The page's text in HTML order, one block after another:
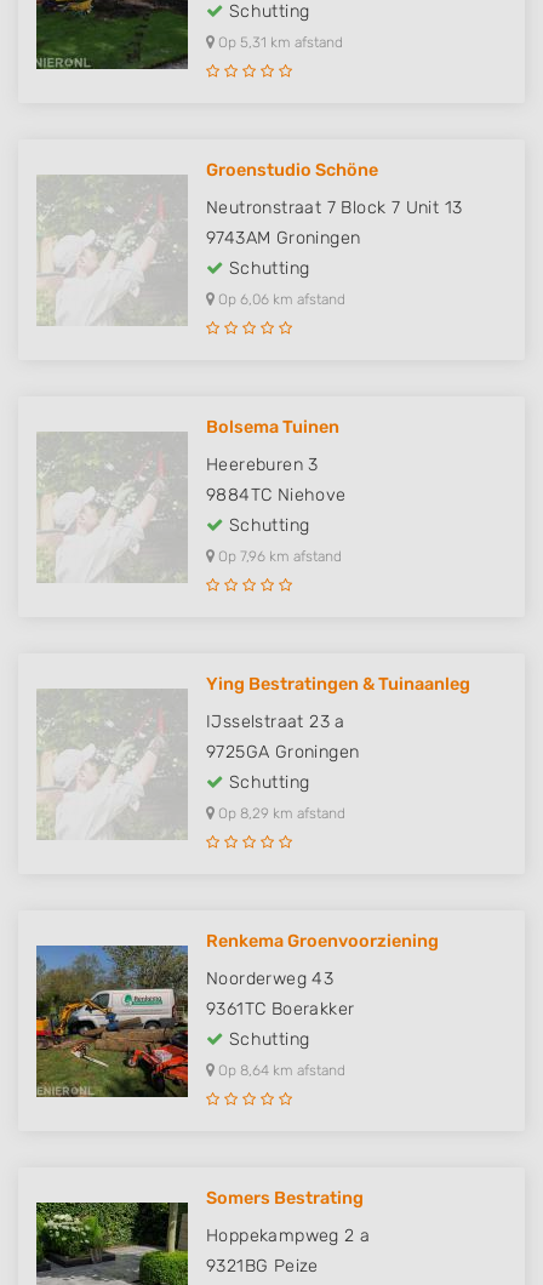
Schutting
Op 5,31 km afstand
Groenstudio Schöne
Neutronstraat 7 Block 7 Unit 13
9743AM Groningen
Schutting
Op 6,06 km afstand
Bolsema Tuinen
Heereburen 3
9884TC Niehove
Schutting
Op 7,96 km afstand
Ying Bestratingen & Tuinaanleg
IJsselstraat 23 a
9725GA Groningen
Schutting
Op 8,29 km afstand
Renkema Groenvoorziening
Noorderweg 43
9361TC Boerakker
Schutting
Op 8,64 km afstand
Somers Bestrating
Hoppekampweg 2 a
9321BG Peize